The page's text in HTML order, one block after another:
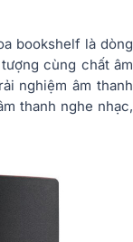
bookshelf là dòng
cùng chất âm
nghiệm âm thanh
thanh nghe nhạc,